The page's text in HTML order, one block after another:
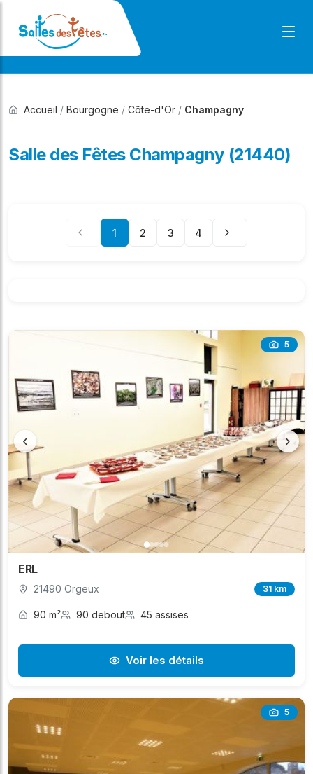
Accueil / Bourgogne / Côte-d'Or / Champagny
Salle des Fêtes Champagny (21440)
1 2 3 4
5
‹ ›
ERL
21490 Orgeux 31 km
90 m² 90 debout 45 assises
Voir les détails
5